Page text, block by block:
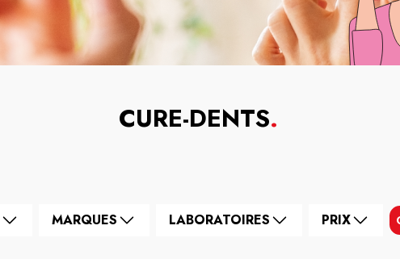
CURE-DENTS.
MARQUES LABORATOIRES PRIX